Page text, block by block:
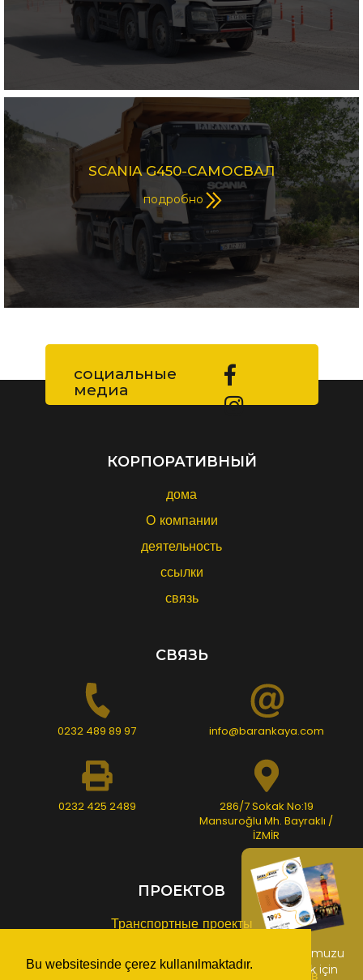
Bu websitesinde çerez kullanılmaktadır.
SCANIA G450-САМОСВАЛ
подробно
социальные
медиа
КОРПОРАТИВНЫЙ
дома
О компании
деятельность
ссылки
связь
СВЯЗЬ
0232 489 89 97 info@barankaya.com
0232 425 2489
286/7 Sokak No:19
Mansuroğlu Mh. Bayraklı /
İZMİR
ПРОЕКТОВ
Транспортные проекты
Проекты рекреационных зон и амфитеатров
Kataloğumuzu
indirmek için